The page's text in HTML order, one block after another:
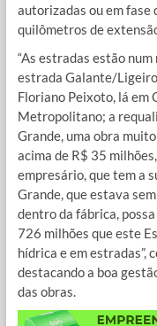
autorizadas ou em
quilômetros de
“As estradas estão
estrada Galante/
Floriano Peixoto, lá em
Metropolitano; a
Grande, uma obra
acima de R$ 35
empresário, que tem a
Grande, que estava
dentro da fábrica,
726 milhões que este
hídrica e em estradas”,
destacando a boa
das obras.